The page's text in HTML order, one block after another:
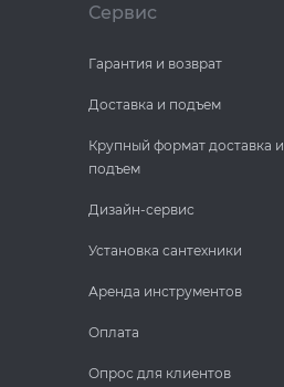
Сервис
Гарантия и возврат
Доставка и подъем
Крупный формат доставка и
подъем
Дизайн-сервис
Установка сантехники
Аренда инструментов
Оплата
Опрос для клиентов